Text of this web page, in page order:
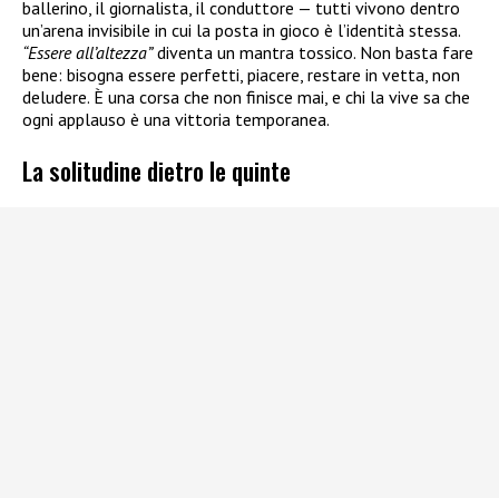
ballerino, il giornalista, il conduttore — tutti vivono dentro
un’arena invisibile in cui la posta in gioco è l’identità stessa.
“Essere all’altezza”diventa un mantra tossico. Non basta fare
bene: bisogna essere perfetti, piacere, restare in vetta, non
deludere. È una corsa che non finisce mai, e chi la vive sa che
ogni applauso è una vittoria temporanea.
La solitudine dietro le quinte